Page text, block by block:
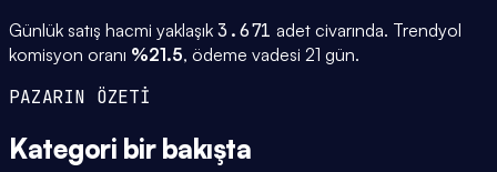
Günlük satış hacmi yaklaşık 3.671 adet civarında. Trendyol
komisyon oranı %21.5, ödeme vadesi 21 gün.
PAZARIN ÖZETİ
Kategori bir bakışta